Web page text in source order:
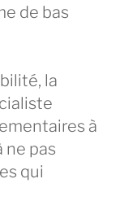
de bas
la
à
ne pas
qui